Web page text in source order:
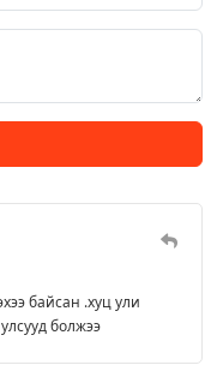
байсан .хуц ули
болжээ